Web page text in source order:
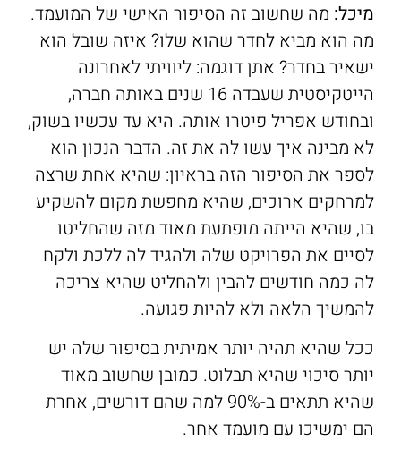
מיכל: מה שחשוב זה הסיפור האישי של המועמד.
מה הוא מביא לחדר שהוא שלו? איזה שובל הוא
ישאיר בחדר? אתן דוגמה: ליוויתי לאחרונה
הייטקיסטית שעבדה 16 שנים באותה חברה,
ובחודש אפריל פיטרו אותה. היא עד עכשיו בשוק,
לא מבינה איך עשו לה את זה. הדבר הנכון הוא
לספר את הסיפור הזה בראיון: שהיא אחת שרצה
למרחקים ארוכים, שהיא מחפשת מקום להשקיע
בו, שהיא הייתה מופתעת מאוד מזה שהחליטו
לסיים את הפרויקט שלה ולהגיד לה ללכת ולקח
לה כמה חודשים להבין ולהחליט שהיא צריכה
להמשיך הלאה ולא להיות פגועה.
ככל שהיא תהיה יותר אמיתית בסיפור שלה יש
יותר סיכוי שהיא תבלוט. כמובן שחשוב מאוד
שהיא תתאים ב-90% למה שהם דורשים, אחרת
הם ימשיכו עם מועמד אחר.